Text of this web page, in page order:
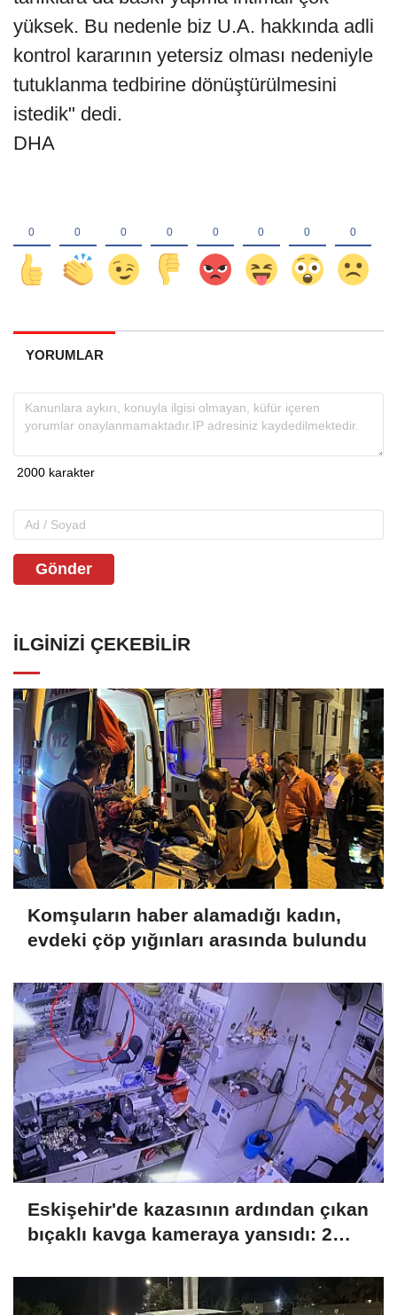
yüksek. Bu nedenle biz U.A. hakkında adli
kontrol kararının yetersiz olması nedeniyle
tutuklanma tedbirine dönüştürülmesini
istedik" dedi.
DHA
YORUMLAR
Gönder
İLGINIZI ÇEKEBILIR
Komşuların haber alamadığı kadın,
evdeki çöp yığınları arasında bulundu
Eskişehir'de kazasının ardından çıkan
bıçaklı kavga kameraya yansıdı: 2